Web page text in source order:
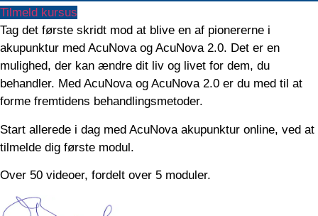
Tilmeld kursus
Tag det første skridt mod at blive en af pionererne i
akupunktur med AcuNova og AcuNova 2.0. Det er en
mulighed, der kan ændre dit liv og livet for dem, du
behandler. Med AcuNova og AcuNova 2.0 er du med til at
forme fremtidens behandlingsmetoder.
Start allerede i dag med AcuNova akupunktur online, ved at
tilmelde dig første modul.
Over 50 videoer, fordelt over 5 moduler.